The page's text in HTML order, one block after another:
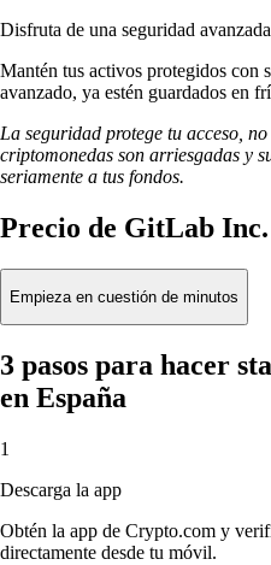
Disfruta de una seguridad avanzada
Mantén tus activos protegidos con
avanzado, ya estén guardados en
La seguridad protege tu acceso,
criptomonedas son arriesgadas y
seriamente a tus fondos.
Precio de GitLab
Empieza en cuestión de minutos
3 pasos para hacer
en España
1
Descarga la app
Obtén la app de Crypto.com y
directamente desde tu móvil.